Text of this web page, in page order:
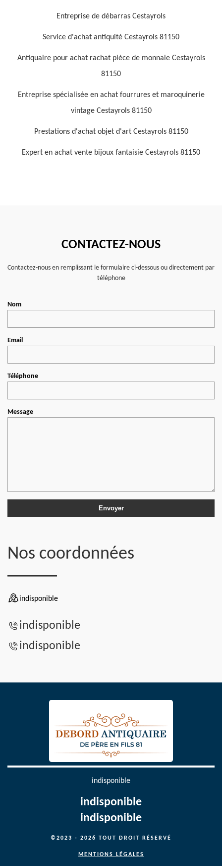
Entreprise de débarras Cestayrols
Service d'achat antiquité Cestayrols 81150
Antiquaire pour achat rachat pièce de monnaie Cestayrols
81150
Entreprise spécialisée en achat fourrures et maroquinerie
vintage Cestayrols 81150
Prestations d'achat objet d'art Cestayrols 81150
Expert en achat vente bijoux fantaisie Cestayrols 81150
CONTACTEZ-NOUS
Contactez-nous en remplissant le formulaire ci-dessous ou directement par
téléphone
Nom
Email
Téléphone
Message
Nos coordonnées
indisponible
indisponible
indisponible
indisponible
indisponible
indisponible
©2023 - 2026 TOUT DROIT RÉSERVÉ
MENTIONS LÉGALES